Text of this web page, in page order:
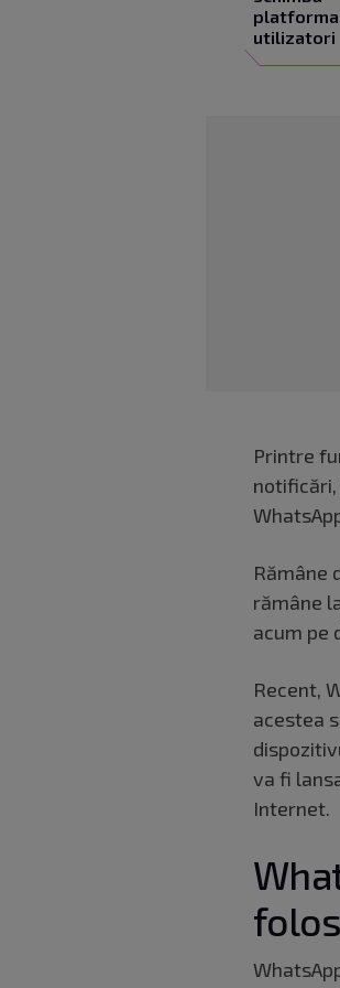
utilizatori
Printre
notificări,
Rămâne
rămâne
acum pe
Recent,
acestea
va fi
Internet.